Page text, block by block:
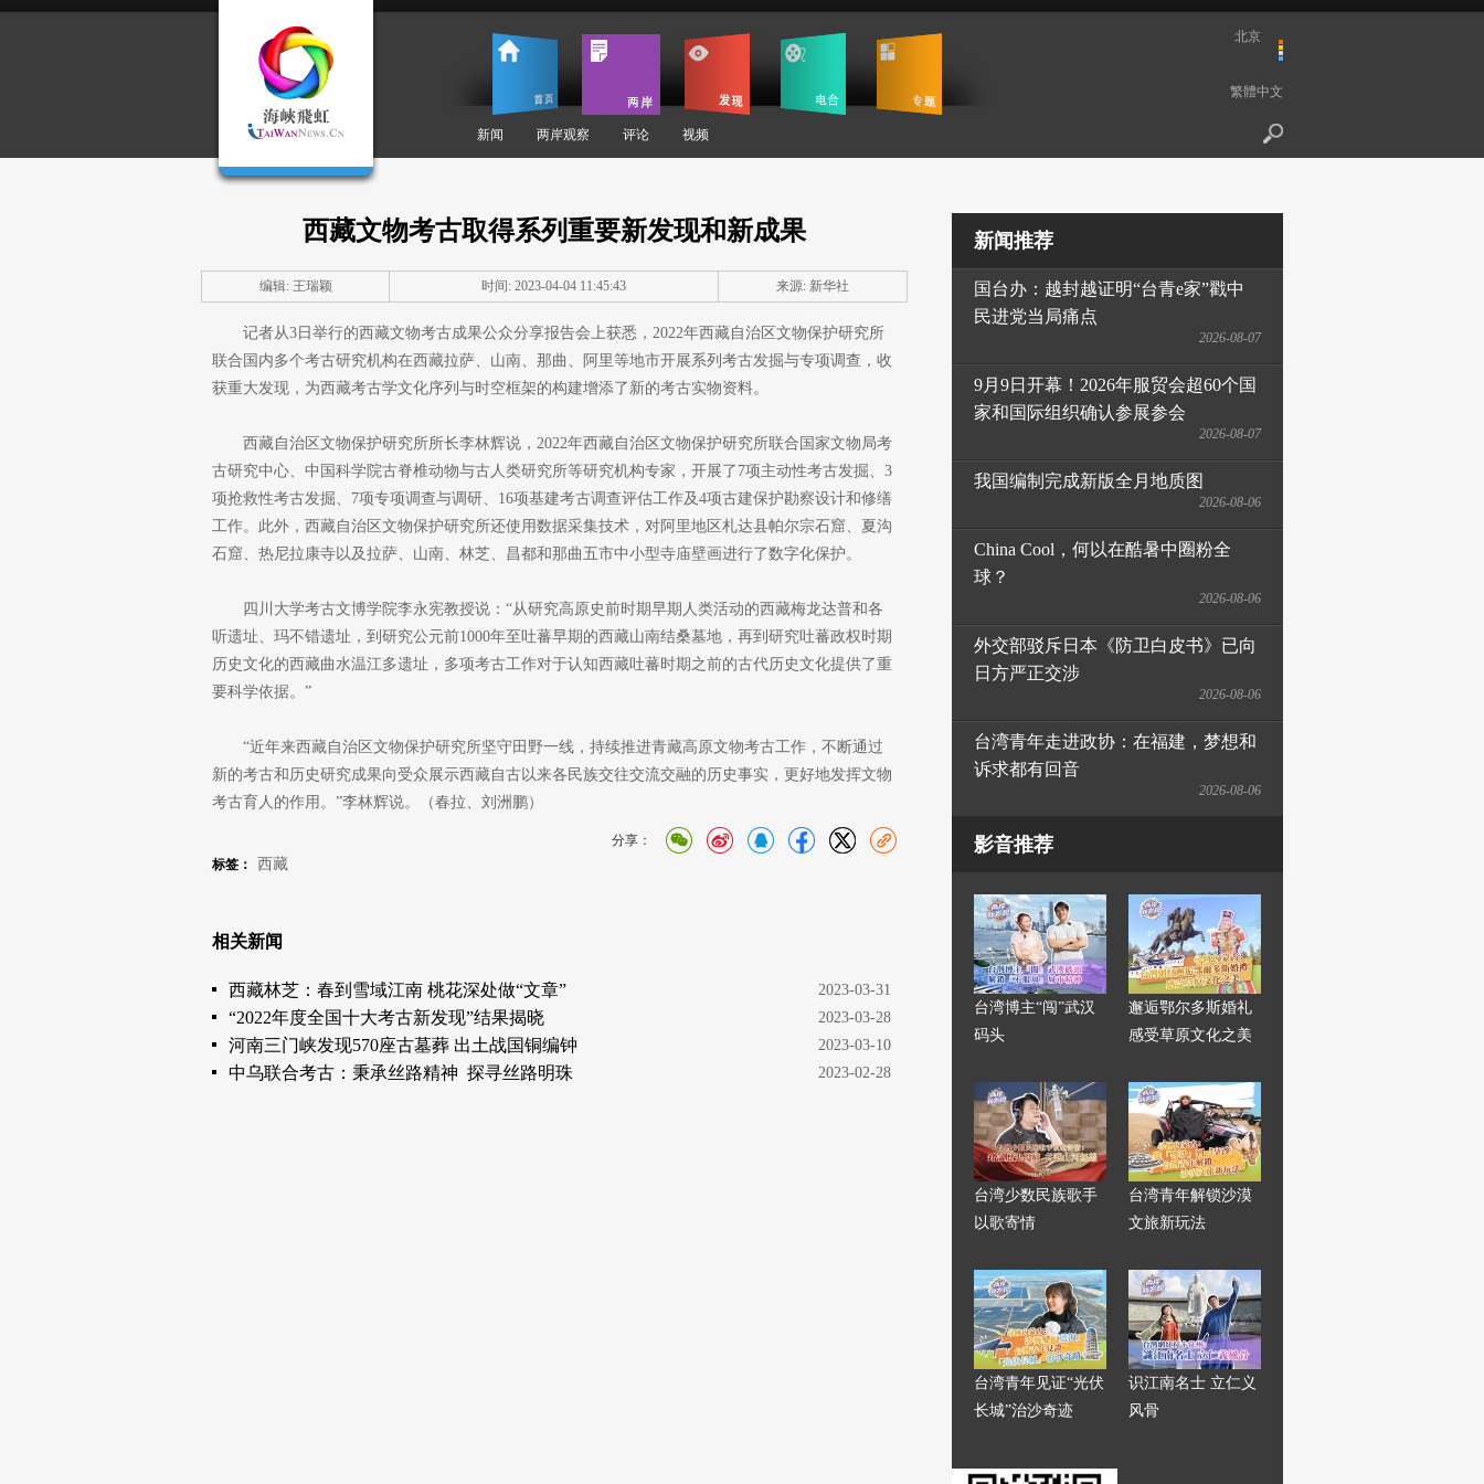
新闻 两岸观察 评论 视频
北京
繁體中文
西藏文物考古取得系列重要新发现和新成果
编辑: 王瑞颖 时间: 2023-04-04 11:45:43 来源: 新华社
记者从3日举行的西藏文物考古成果公众分享报告会上获悉，2022年西藏自治区文物保护研究所
联合国内多个考古研究机构在西藏拉萨、山南、那曲、阿里等地市开展系列考古发掘与专项调查，收
获重大发现，为西藏考古学文化序列与时空框架的构建增添了新的考古实物资料。
西藏自治区文物保护研究所所长李林辉说，2022年西藏自治区文物保护研究所联合国家文物局考
古研究中心、中国科学院古脊椎动物与古人类研究所等研究机构专家，开展了7项主动性考古发掘、3
项抢救性考古发掘、7项专项调查与调研、16项基建考古调查评估工作及4项古建保护勘察设计和修缮
工作。此外，西藏自治区文物保护研究所还使用数据采集技术，对阿里地区札达县帕尔宗石窟、夏沟
石窟、热尼拉康寺以及拉萨、山南、林芝、昌都和那曲五市中小型寺庙壁画进行了数字化保护。
四川大学考古文博学院李永宪教授说：“从研究高原史前时期早期人类活动的西藏梅龙达普和各
听遗址、玛不错遗址，到研究公元前1000年至吐蕃早期的西藏山南结桑墓地，再到研究吐蕃政权时期
历史文化的西藏曲水温江多遗址，多项考古工作对于认知西藏吐蕃时期之前的古代历史文化提供了重
要科学依据。”
“近年来西藏自治区文物保护研究所坚守田野一线，持续推进青藏高原文物考古工作，不断通过
新的考古和历史研究成果向受众展示西藏自古以来各民族交往交流交融的历史事实，更好地发挥文物
考古育人的作用。”李林辉说。（春拉、刘洲鹏）
分享：
标签：
西藏
相关新闻
2023-03-31
西藏林芝：春到雪域江南 桃花深处做“文章”
2023-03-28
“2022年度全国十大考古新发现”结果揭晓
2023-03-10
河南三门峡发现570座古墓葬 出土战国铜编钟
2023-02-28
中乌联合考古：秉承丝路精神  探寻丝路明珠
新闻推荐
国台办：越封越证明“台青e家”戳中
民进党当局痛点
2026-08-07
9月9日开幕！2026年服贸会超60个国
家和国际组织确认参展参会
2026-08-07
我国编制完成新版全月地质图
2026-08-06
China Cool，何以在酷暑中圈粉全
球？
2026-08-06
外交部驳斥日本《防卫白皮书》已向
日方严正交涉
2026-08-06
台湾青年走进政协：在福建，梦想和
诉求都有回音
2026-08-06
影音推荐
台湾博主“闯”武汉
码头
邂逅鄂尔多斯婚礼
感受草原文化之美
台湾少数民族歌手
以歌寄情
台湾青年解锁沙漠
文旅新玩法
台湾青年见证“光伏
长城”治沙奇迹
识江南名士 立仁义
风骨